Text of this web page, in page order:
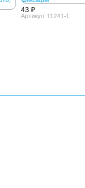
43 ₽
Артикул: 11241-1